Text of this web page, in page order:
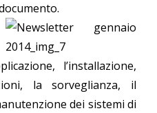
l’installazione,
la sorveglianza, il
dei sistemi di